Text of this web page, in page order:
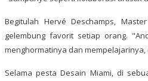
Begitulah Hervé Deschamps,
gelembung favorit setiap orang.
menghormatinya dan
Selama pesta Desain Miami, di